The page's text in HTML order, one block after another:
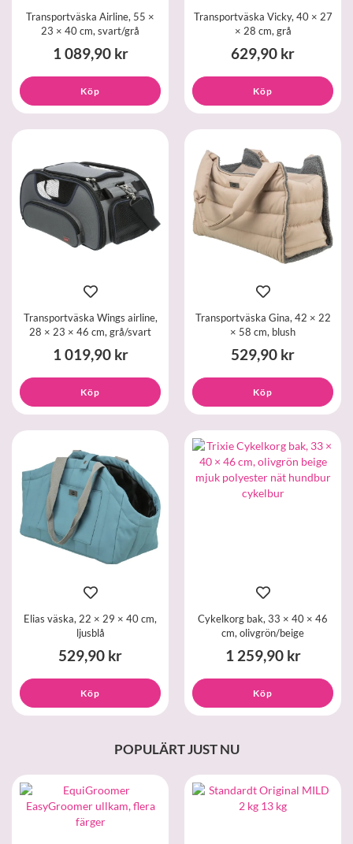
Transportväska Airline, 55 ×
23 × 40 cm, svart/grå
1 089,90 kr
Köp
Transportväska Vicky, 40 × 27
× 28 cm, grå
629,90 kr
Köp
Transportväska Wings airline,
28 × 23 × 46 cm, grå/svart
1 019,90 kr
Köp
Transportväska Gina, 42 × 22
× 58 cm, blush
529,90 kr
Köp
Elias väska, 22 × 29 × 40 cm,
ljusblå
529,90 kr
Köp
Cykelkorg bak, 33 × 40 × 46
cm, olivgrön/beige
1 259,90 kr
Köp
POPULÄRT JUST NU